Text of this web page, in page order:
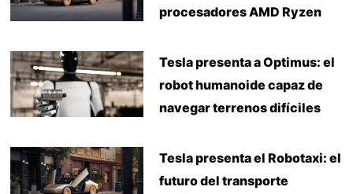
procesadores AMD Ryzen
Tesla presenta a Optimus: el
robot humanoide capaz de
navegar terrenos difíciles
Tesla presenta el Robotaxi: el
futuro del transporte